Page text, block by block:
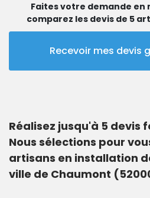
Faites votre demande en
comparez les devis de 5
Recevoir mes devis
Réalisez jusqu'à 5 devis
Nous sélections pour
artisans en installation
ville de Chaumont